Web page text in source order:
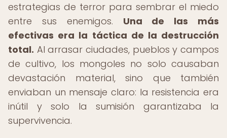
estrategias de terror para sembrar el miedo
entre sus enemigos. Una de las más
efectivas era la táctica de la destrucción
total. Al arrasar ciudades, pueblos y campos
de cultivo, los mongoles no solo causaban
devastación material, sino que también
enviaban un mensaje claro: la resistencia era
inútil y solo la sumisión garantizaba la
supervivencia.